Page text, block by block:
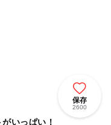
保存
2600
いっぱい！